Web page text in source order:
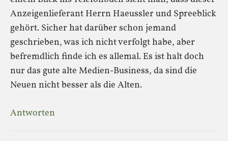
Anzeigenlieferant Herrn Haeussler und Spreeblick
gehört. Sicher hat darüber schon jemand
geschrieben, was ich nicht verfolgt habe, aber
befremdlich finde ich es allemal. Es ist halt doch
nur das gute alte Medien-Business, da sind die
Neuen nicht besser als die Alten.
Antworten